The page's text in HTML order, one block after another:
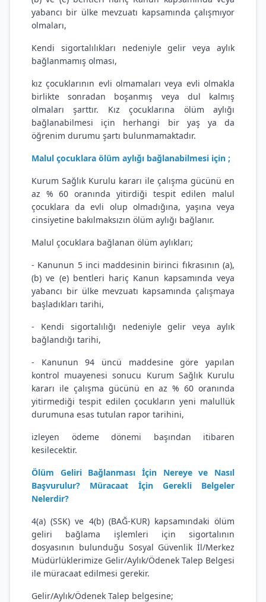
yabancı bir ülke mevzuatı kapsamında çalışmıyor
olmaları,
Kendi sigortalılıkları nedeniyle gelir veya aylık
bağlanmamış olması,
kız çocuklarının evli olmamaları veya evli olmakla
birlikte sonradan boşanmış veya dul kalmış
olmaları şarttır. Kız çocuklarına ölüm aylığı
bağlanabilmesi için herhangi bir yaş ya da
öğrenim durumu şartı bulunmamaktadır.
Malul çocuklara ölüm aylığı bağlanabilmesi için ;
Kurum Sağlık Kurulu kararı ile çalışma gücünü en
az % 60 oranında yitirdiği tespit edilen malul
çocuklara da evli olup olmadığına, yaşına veya
cinsiyetine bakılmaksızın ölüm aylığı bağlanır.
Malul çocuklara bağlanan ölüm aylıkları;
- Kanunun 5 inci maddesinin birinci fıkrasının (a),
(b) ve (e) bentleri hariç Kanun kapsamında veya
yabancı bir ülke mevzuatı kapsamında çalışmaya
başladıkları tarihi,
- Kendi sigortalılığı nedeniyle gelir veya aylık
bağlandığı tarihi,
- Kanunun 94 üncü maddesine göre yapılan
kontrol muayenesi sonucu Kurum Sağlık Kurulu
kararı ile çalışma gücünü en az % 60 oranında
yitirmediği tespit edilen çocukların yeni malullük
durumuna esas tutulan rapor tarihini,
izleyen ödeme dönemi başından itibaren
kesilecektir.
Ölüm Geliri Bağlanması İçin Nereye ve Nasıl
Başvurulur? Müracaat İçin Gerekli Belgeler
Nelerdir?
4(a) (SSK) ve 4(b) (BAĞ-KUR) kapsamındaki ölüm
geliri bağlama işlemleri için sigortalının
dosyasının bulunduğu Sosyal Güvenlik İl/Merkez
Müdürlüklerimize Gelir/Aylık/Ödenek Talep Belgesi
ile müracaat edilmesi gerekir.
Gelir/Aylık/Ödenek Talep belgesine;